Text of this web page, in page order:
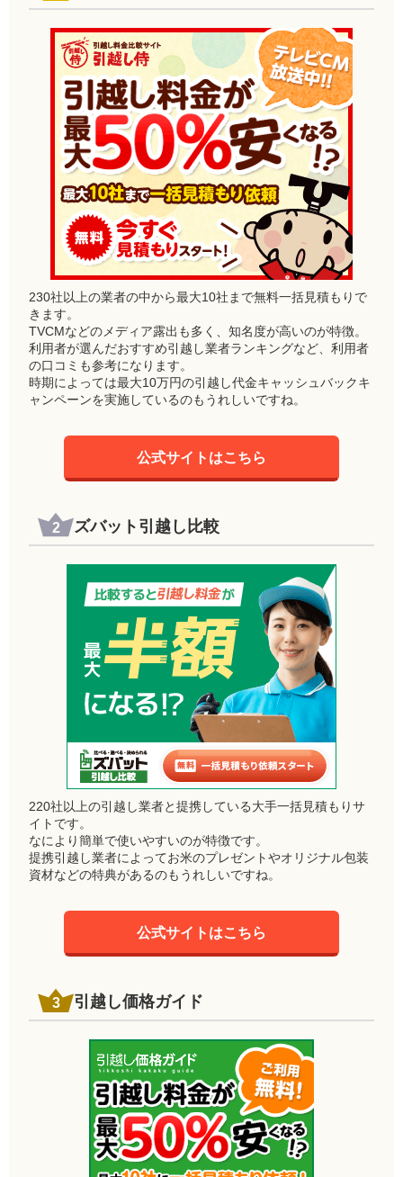
230社以上の業者の中から最大10社まで無料一括見積もりで
きます。
TVCMなどのメディア露出も多く、知名度が高いのが特徴。
利用者が選んだおすすめ引越し業者ランキングなど、利用者
の口コミも参考になります。
時期によっては最大10万円の引越し代金キャッシュバックキ
ャンペーンを実施しているのもうれしいですね。
公式サイトはこちら
ズバット引越し比較
220社以上の引越し業者と提携している大手一括見積もりサ
イトです。
なにより簡単で使いやすいのが特徴です。
提携引越し業者によってお米のプレゼントやオリジナル包装
資材などの特典があるのもうれしいですね。
公式サイトはこちら
引越し価格ガイド